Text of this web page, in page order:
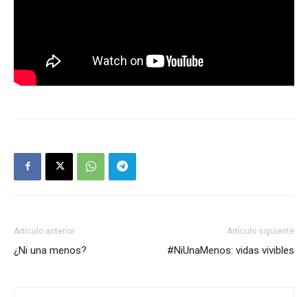
Artículo anterior
¿Ni una menos?
Artículo siguiente
#NiUnaMenos: vidas vivibles